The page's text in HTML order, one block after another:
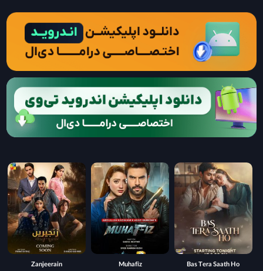
Bas Tera Saath Ho
Muhafiz
Zanjeerain